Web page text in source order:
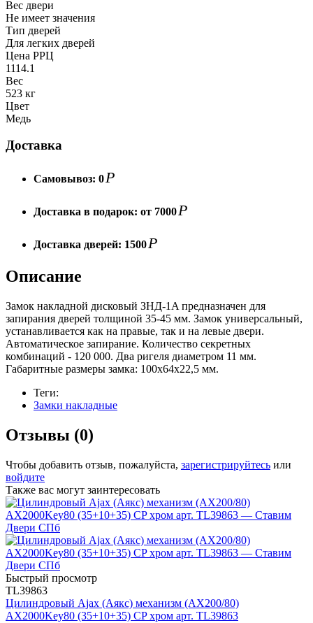
Вес двери
Не имеет значения
Тип дверей
Для легких дверей
Цена РРЦ
1114.1
Вес
523 кг
Цвет
Медь
Доставка
Самовывоз: 0Р
Доставка в подарок: от 7000Р
Доставка дверей: 1500Р
Описание
Замок накладной дисковый ЗНД-1A предназначен для
запирания дверей толщиной 35-45 мм. Замок универсальный,
устанавливается как на правые, так и на левые двери.
Автоматическое запирание. Количество секретных
комбинаций - 120 000. Два ригеля диаметром 11 мм.
Габаритные размеры замка: 100х64х22,5 мм.
Теги:
Замки накладные
Отзывы (0)
Чтобы добавить отзыв, пожалуйста, зарегистрируйтесь или
войдите
Также вас могут заинтересовать
Быстрый просмотр
TL39863
Цилиндровый Ajax (Аякс) механизм (AX200/80)
AX2000Key80 (35+10+35) CP хром арт. TL39863